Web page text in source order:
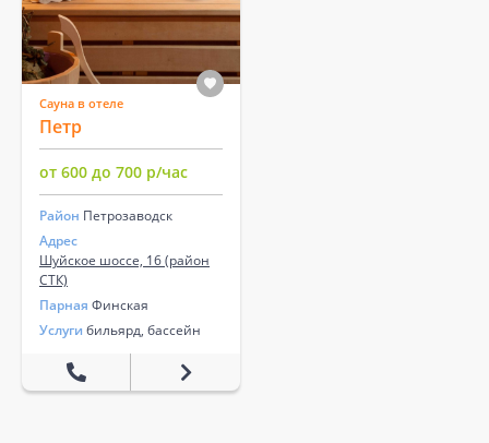
Сауна в отеле
Петр
от 600 до 700 р/час
Район Петрозаводск
Адрес
Шуйское шоссе, 16 (район
СТК)
Парная Финская
Услуги бильярд, бассейн